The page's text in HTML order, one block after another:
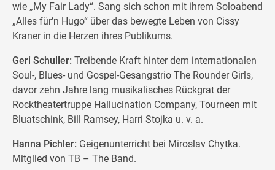
wie „My Fair Lady“. Sang sich schon mit ihrem Soloabend
„Alles für’n Hugo“ über das bewegte Leben von Cissy
Kraner in die Herzen ihres Publikums.
Geri Schuller: Treibende Kraft hinter dem internationalen
Soul-, Blues- und Gospel-Gesangstrio The Rounder Girls,
davor zehn Jahre lang musikalisches Rückgrat der
Rocktheatertruppe Hallucination Company, Tourneen mit
Bluatschink, Bill Ramsey, Harri Stojka u. v. a.
Hanna Pichler: Geigenunterricht bei Miroslav Chytka.
Mitglied von TB – The Band.